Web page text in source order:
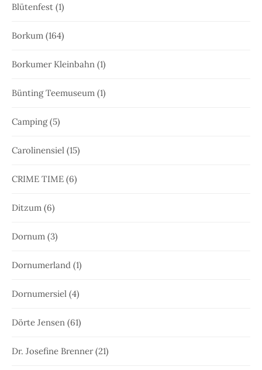
Blütenfest (1)
Borkum (164)
Borkumer Kleinbahn (1)
Bünting Teemuseum (1)
Camping(5)
Carolinensiel (15)
CRIME TIME (6)
Ditzum (6)
Dornum (3)
Dornumerland (1)
Dornumersiel (4)
Dörte Jensen (61)
Dr. Josefine Brenner(21)